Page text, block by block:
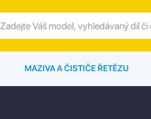
MAZIVA A ČISTIČE ŘETĚZU